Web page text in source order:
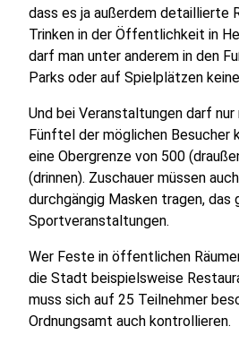
dass es ja außerdem detaillierte
Trinken in der Öffentlichkeit in
darf man unter anderem in den
Parks oder auf Spielplätzen
Und bei Veranstaltungen darf
Fünftel der möglichen Besucher
eine Obergrenze von 500
(drinnen). Zuschauer müssen
durchgängig Masken tragen, das
Sportveranstaltungen.
Wer Feste in öffentlichen
die Stadt beispielsweise
muss sich auf 25 Teilnehmer
Ordnungsamt auch kontrollieren.